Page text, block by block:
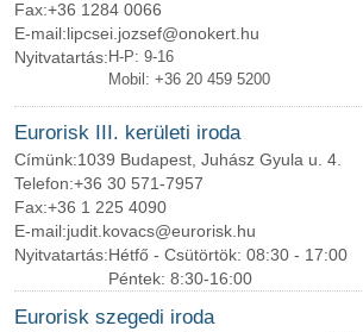
Fax:+36 1284 0066
E-mail:lipcsei.jozsef@onokert.hu
Nyitvatartás: H-P: 9-16
Mobil: +36 20 459 5200
Eurorisk III. kerületi iroda
Címünk:1039 Budapest, Juhász Gyula u. 4.
Telefon:+36 30 571-7957
Fax:+36 1 225 4090
E-mail:judit.kovacs@eurorisk.hu
Nyitvatartás:Hétfő - Csütörtök: 08:30 - 17:00
Péntek: 8:30-16:00
Eurorisk szegedi iroda